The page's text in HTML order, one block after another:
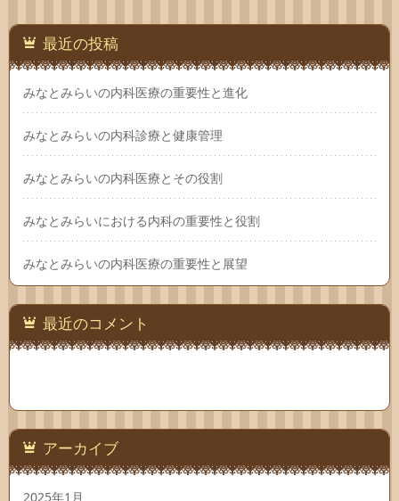
最近の投稿
みなとみらいの内科医療の重要性と進化
みなとみらいの内科診療と健康管理
みなとみらいの内科医療とその役割
みなとみらいにおける内科の重要性と役割
みなとみらいの内科医療の重要性と展望
最近のコメント
アーカイブ
2025年1月